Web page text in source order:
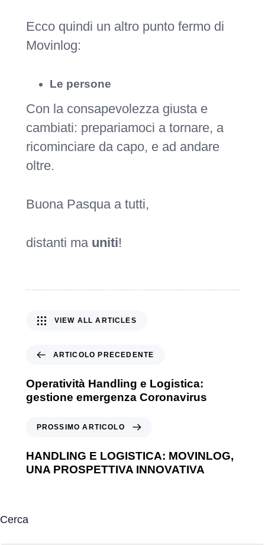
Ecco quindi un altro punto fermo di
Movinlog:
Le persone
Con la consapevolezza giusta e
cambiati: prepariamoci a tornare, a
ricominciare da capo, e ad andare
oltre.
Buona Pasqua a tutti,
distanti ma uniti!
ARTICOLO PRECEDENTE
Operatività Handling e Logistica:
gestione emergenza Coronavirus
VIEW ALL ARTICLES
PROSSIMO ARTICOLO
HANDLING E LOGISTICA: MOVINLOG,
UNA PROSPETTIVA INNOVATIVA
Cerca